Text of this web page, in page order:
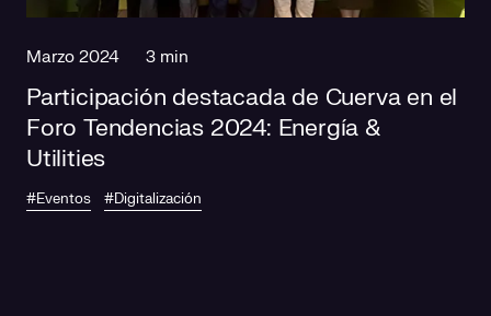
Marzo 2024 3 min
Participación destacada de Cuerva en el
Foro Tendencias 2024: Energía &
Utilities
#Eventos #Digitalización